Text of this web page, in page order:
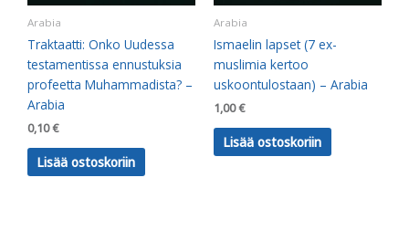
Arabia
Traktaatti: Onko Uudessa
testamentissa ennustuksia
profeetta Muhammadista? –
Arabia
0,10€
Lisää ostoskoriin
Arabia
Ismaelin lapset (7 ex-
muslimia kertoo
uskoontulostaan) – Arabia
1,00€
Lisää ostoskoriin